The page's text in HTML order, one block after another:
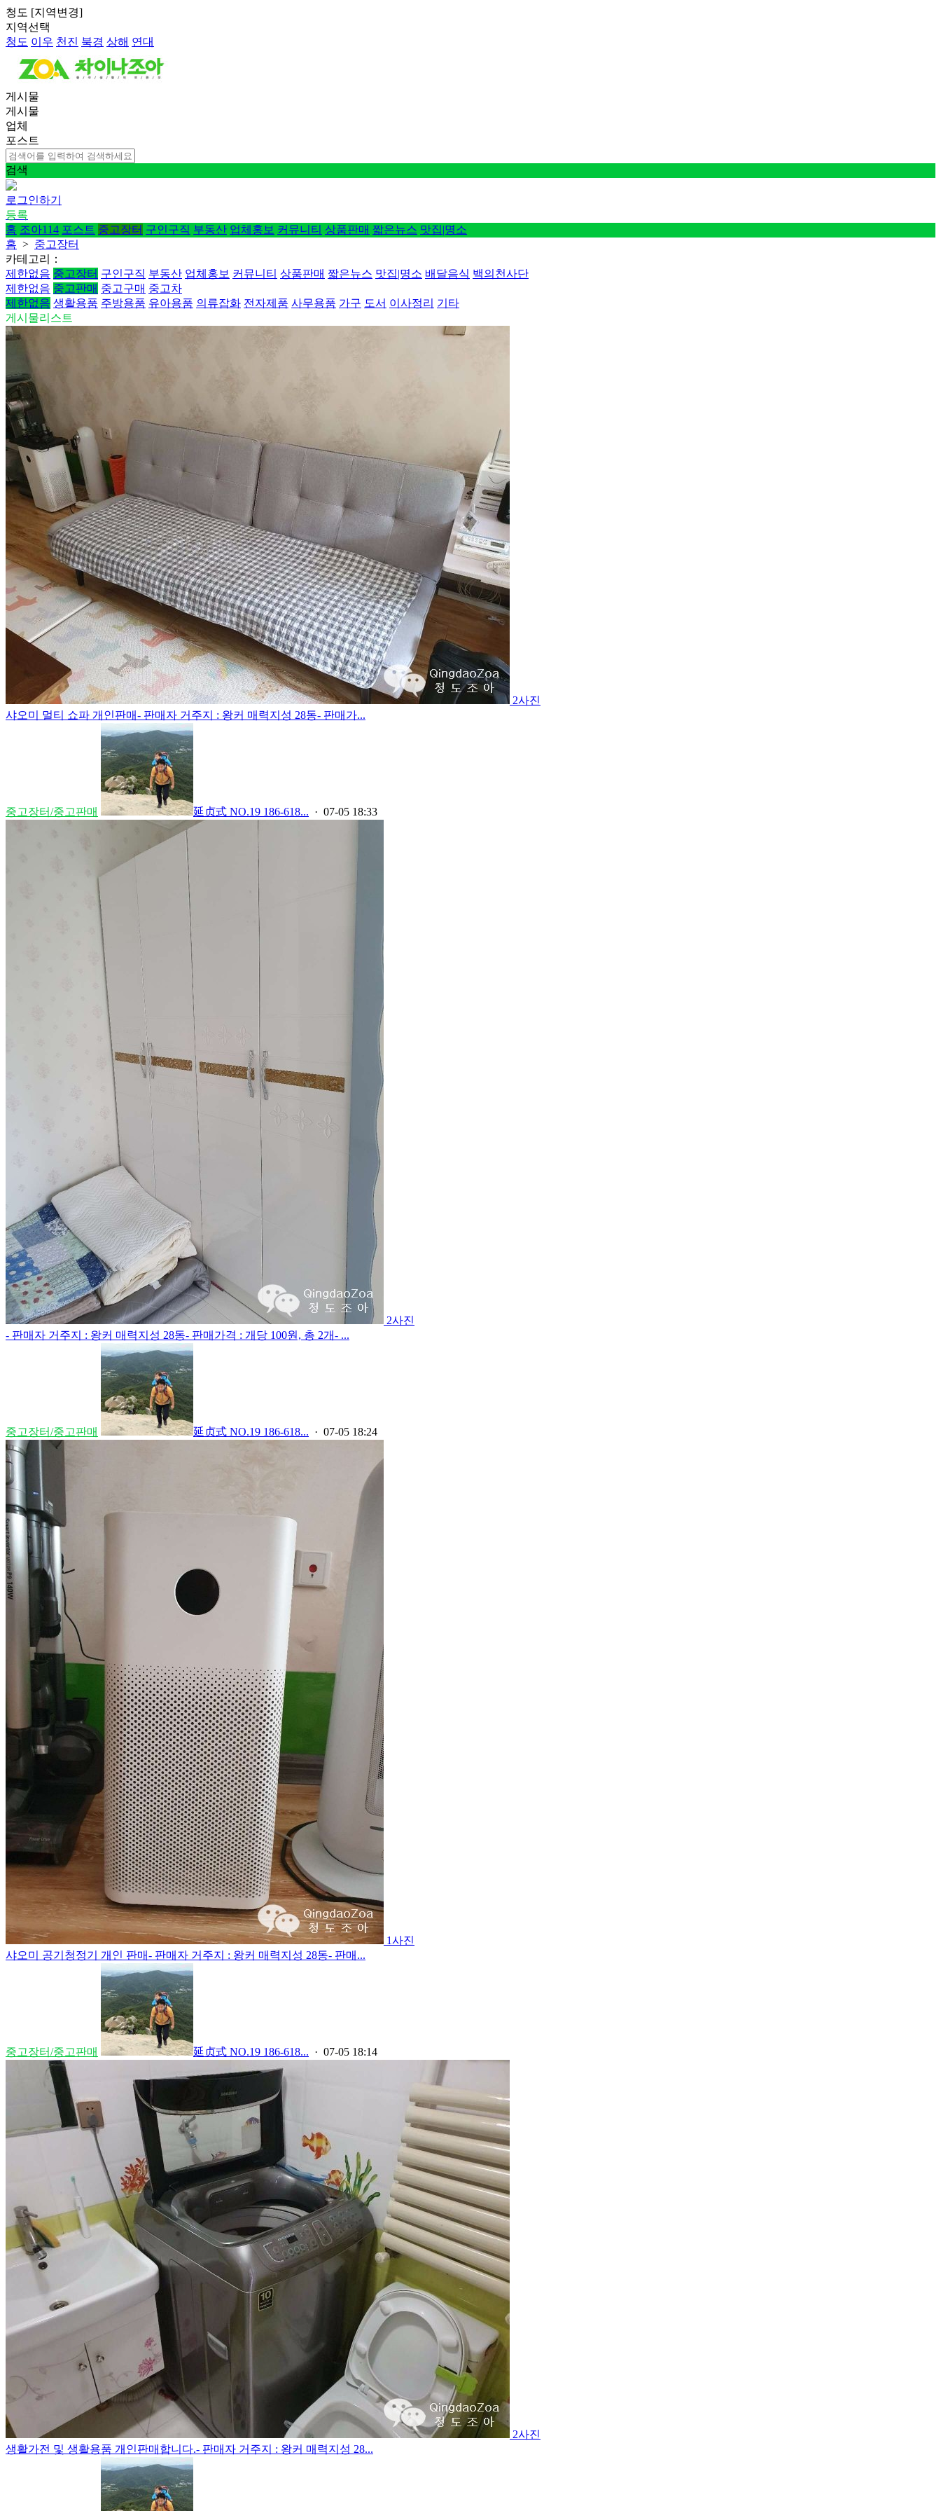
청도 [지역변경]
지역선택
청도 이우 천진 북경 상해 연대
게시물
게시물
업체
포스트
검색
로그인하기
등록
홈 조아114 포스트 중고장터 구인구직 부동산 업체홍보 커뮤니티 상품판매 짧은뉴스 맛집|명소
홈 > 중고장터
카테고리：
제한없음 중고장터 구인구직 부동산 업체홍보 커뮤니티 상품판매 짧은뉴스 맛집|명소 배달음식 백의천사단
제한없음 중고판매 중고구매 중고차
제한없음 생활용품 주방용품 유아용품 의류잡화 전자제품 사무용품 가구 도서 이사정리 기타
게시물리스트
2사진
샤오미 멀티 쇼파 개인판매- 판매자 거주지 : 왕커 매력지성 28동- 판매가...
중고장터/중고판매 延贞式 NO.19 186-618... · 07-05 18:33
2사진
- 판매자 거주지 : 왕커 매력지성 28동- 판매가격 : 개당 100원, 총 2개- ...
중고장터/중고판매 延贞式 NO.19 186-618... · 07-05 18:24
1사진
샤오미 공기청정기 개인 판매- 판매자 거주지 : 왕커 매력지성 28동- 판매...
중고장터/중고판매 延贞式 NO.19 186-618... · 07-05 18:14
2사진
생활가전 및 생활용품 개인판매합니다.- 판매자 거주지 : 왕커 매력지성 28...